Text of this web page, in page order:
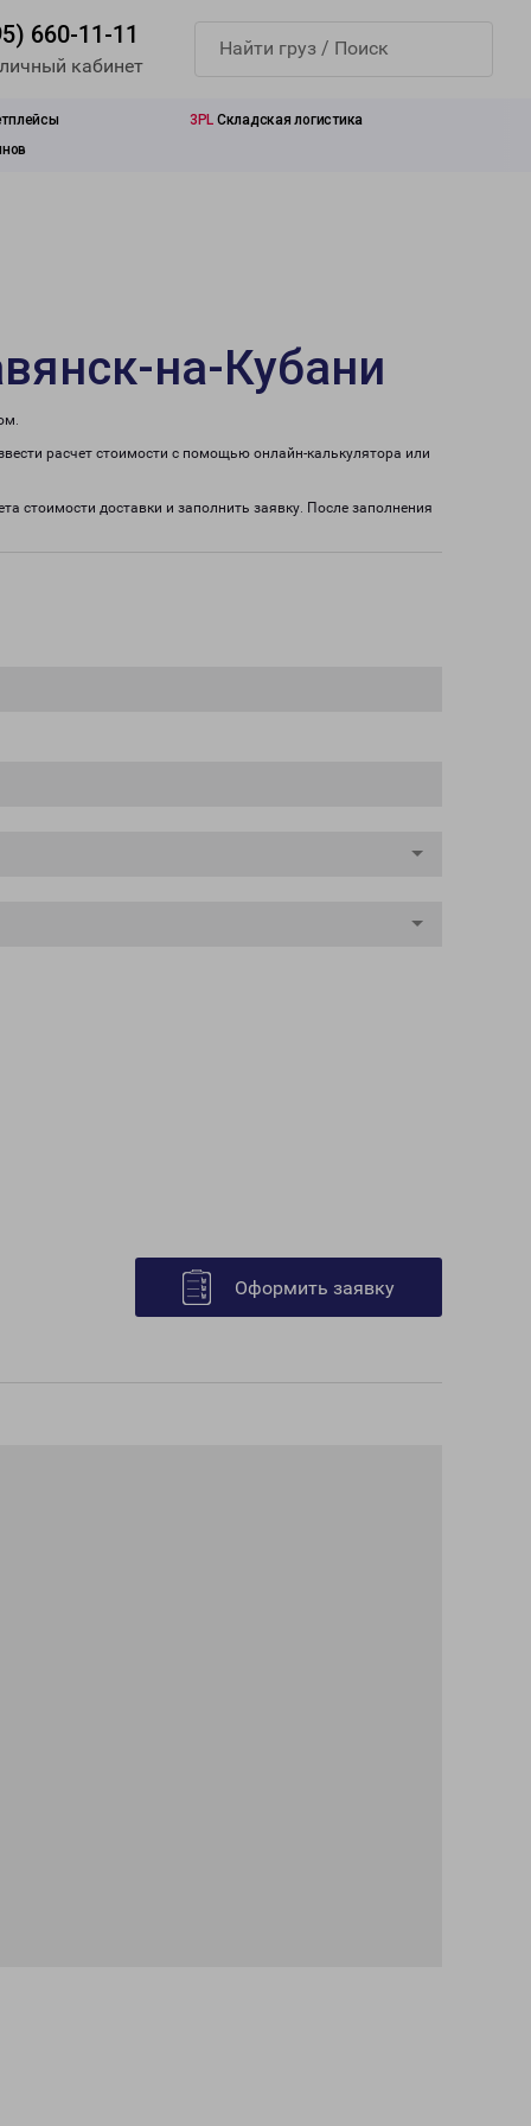
660-11-11
кабинет
3PL Складская логистика
на-Кубани
расчет стоимости с помощью онлайн-калькулятора или
стоимости доставки и заполнить заявку. После заполнения
Оформить заявку